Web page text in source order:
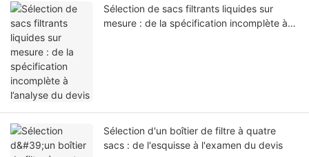
Sélection de sacs filtrants liquides sur
mesure : de la spécification incomplète à
Sélection d'un boîtier de filtre à quatre
sacs : de l'esquisse à l'examen du devis